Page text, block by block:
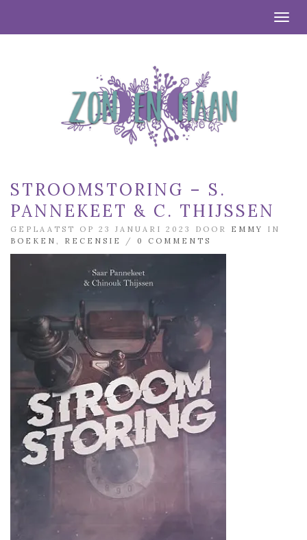
STROOMSTORING – S.
PANNEKEET & C. THIJSSEN
GEPLAATST OP 23 JANUARI 2023 DOOR EMMY
IN
BOEKEN
RECENSIE / 0 COMMENTS